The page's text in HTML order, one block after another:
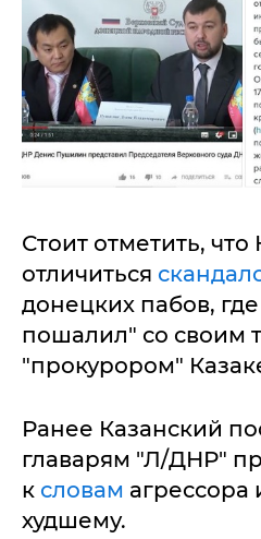
Стоит отметить,
отличиться
донецких пабов,
пошалил" со своим
"прокурором"
Ранее Казанский
главарям "Л/ДНР"
к словам агрессора
худшему.